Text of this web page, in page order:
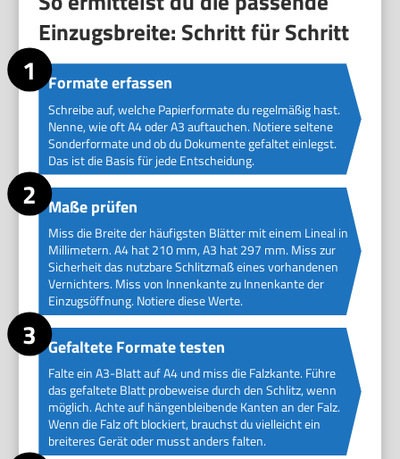
Einzugsbreite: Schritt für Schritt
Formate erfassen
Schreibe auf, welche Papierformate du regelmäßig hast.
Nenne, wie oft A4 oder A3 auftauchen. Notiere seltene
Sonderformate und ob du Dokumente gefaltet einlegst.
Das ist die Basis für jede Entscheidung.
Maße prüfen
Miss die Breite der häufigsten Blätter mit einem Lineal in
Millimetern. A4 hat 210 mm, A3 hat 297 mm. Miss zur
Sicherheit das nutzbare Schlitzmaß eines vorhandenen
Vernichters. Miss von Innenkante zu Innenkante der
Einzugsöffnung. Notiere diese Werte.
Gefaltete Formate testen
Falte ein A3-Blatt auf A4 und miss die Falzkante. Führe
das gefaltete Blatt probeweise durch den Schlitz, wenn
möglich. Achte auf hängenbleibende Kanten an der Falz.
Wenn die Falz oft blockiert, brauchst du vielleicht ein
breiteres Gerät oder musst anders falten.